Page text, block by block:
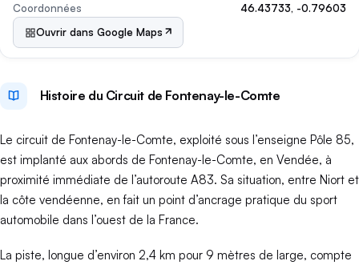
Coordonnées
46.43733, -0.79603
Ouvrir dans Google Maps
Histoire du Circuit de Fontenay-le-Comte
Le circuit de Fontenay-le-Comte, exploité sous l’enseigne Pôle 85,
est implanté aux abords de Fontenay-le-Comte, en Vendée, à
proximité immédiate de l’autoroute A83. Sa situation, entre Niort et
la côte vendéenne, en fait un point d’ancrage pratique du sport
automobile dans l’ouest de la France.
La piste, longue d’environ 2,4 km pour 9 mètres de large, compte